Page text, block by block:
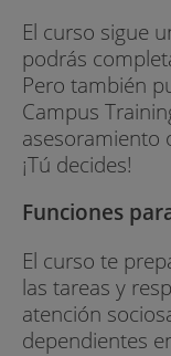
El curso sigue
podrás
Pero también
Campus
asesoramiento
¡Tú decides!
Funciones
El curso te
las tareas y
atención
dependientes